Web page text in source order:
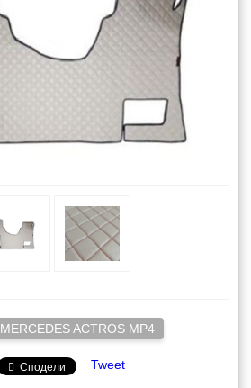
MERCEDES ACTROS MP4
Сподели
Tweet